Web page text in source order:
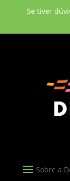
Se tiver